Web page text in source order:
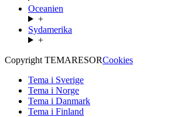
Oceanien
+
Sydamerika
+
Copyright TEMARESORCookies
Tema i Sverige
Tema i Norge
Tema i Danmark
Tema i Finland